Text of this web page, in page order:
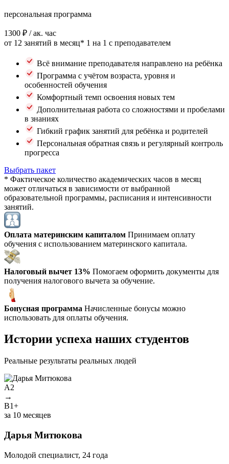
персональная программа
1300 ₽ / ак. час
от 12 занятий в месяц* 1 на 1 с преподавателем
Всё внимание преподавателя направлено на ребёнка
Программа с учётом возраста, уровня и
особенностей обучения
Комфортный темп освоения новых тем
Дополнительная работа со сложностями и пробелами
в знаниях
Гибкий график занятий для ребёнка и родителей
Персональная обратная связь и регулярный контроль
прогресса
Выбрать пакет
* Фактическое количество академических часов в месяц
может отличаться в зависимости от выбранной
образовательной программы, расписания и интенсивности
занятий.
Оплата материнским капиталом Принимаем оплату
обучения с использованием материнского капитала.
Налоговый вычет 13% Помогаем оформить документы для
получения налогового вычета за обучение.
Бонусная программа Начисленные бонусы можно
использовать для оплаты обучения.
Истории успеха наших студентов
Реальные результаты реальных людей
A2
→
B1+
за 10 месяцев
Дарья Митюкова
Молодой специалист, 24 года